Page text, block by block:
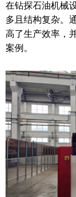
在钻探石油机械
多且结构复杂。
高了生产效率，
案例。